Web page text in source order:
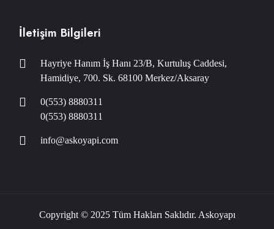
İletişim Bilgileri
Hayriye Hanım İş Hanı 23/B, Kurtuluş Caddesi, Hamidiye, 700. Sk. 68100 Merkez/Aksaray
0(553) 8880311
0(553) 8880311
info@askoyapi.com
Copyright © 2025 Tüm Hakları Saklıdır. Askoyapı